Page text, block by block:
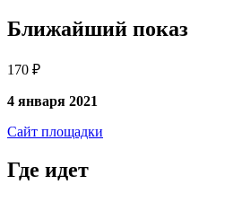
Ближайший показ
170 ₽
4 января 2021
Сайт площадки
Где идет